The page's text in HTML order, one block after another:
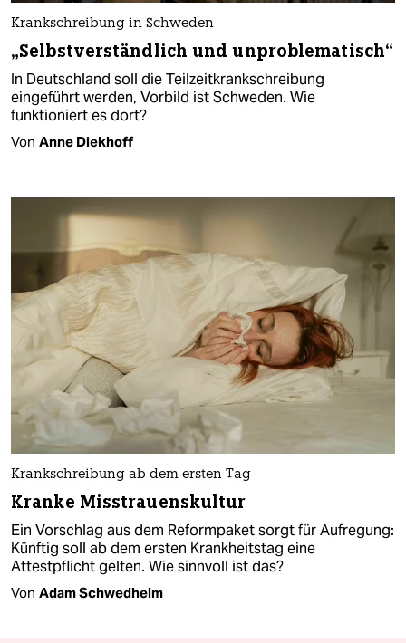
Krankschreibung in Schweden
„Selbstverständlich und unproblematisch“
In Deutschland soll die Teilzeitkrankschreibung
eingeführt werden, Vorbild ist Schweden. Wie
funktioniert es dort?
Von Anne Diekhoff
Krankschreibung ab dem ersten Tag
Kranke Misstrauenskultur
Ein Vorschlag aus dem Reformpaket sorgt für Aufregung:
Künftig soll ab dem ersten Krankheitstag eine
Attestpflicht gelten. Wie sinnvoll ist das?
Von Adam Schwedhelm